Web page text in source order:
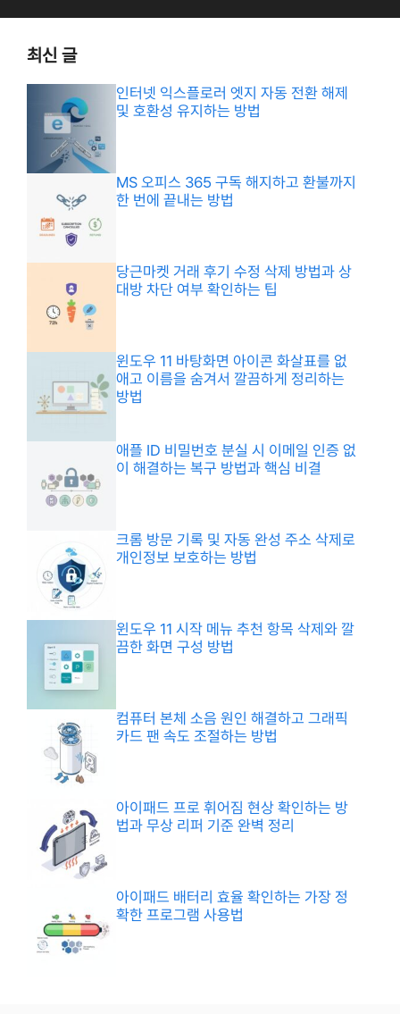
최신 글
인터넷 익스플로러 엣지 자동 전환 해제
및 호환성 유지하는 방법
MS 오피스 365 구독 해지하고 환불까지
한 번에 끝내는 방법
당근마켓 거래 후기 수정 삭제 방법과 상
대방 차단 여부 확인하는 팁
윈도우 11 바탕화면 아이콘 화살표를 없
애고 이름을 숨겨서 깔끔하게 정리하는
방법
애플 ID 비밀번호 분실 시 이메일 인증 없
이 해결하는 복구 방법과 핵심 비결
크롬 방문 기록 및 자동 완성 주소 삭제로
개인정보 보호하는 방법
윈도우 11 시작 메뉴 추천 항목 삭제와 깔
끔한 화면 구성 방법
컴퓨터 본체 소음 원인 해결하고 그래픽
카드 팬 속도 조절하는 방법
아이패드 프로 휘어짐 현상 확인하는 방
법과 무상 리퍼 기준 완벽 정리
아이패드 배터리 효율 확인하는 가장 정
확한 프로그램 사용법